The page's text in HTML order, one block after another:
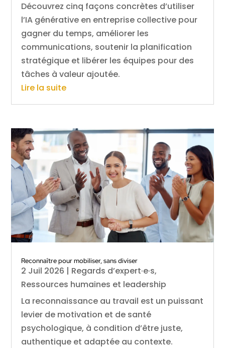
Découvrez cinq façons concrètes d’utiliser
l’IA générative en entreprise collective pour
gagner du temps, améliorer les
communications, soutenir la planification
stratégique et libérer les équipes pour des
tâches à valeur ajoutée.
Lire la suite
Reconnaître pour mobiliser, sans diviser
2 Juil 2026 | Regards d’expert·e·s,
Ressources humaines et leadership
La reconnaissance au travail est un puissant
levier de motivation et de santé
psychologique, à condition d’être juste,
authentique et adaptée au contexte.